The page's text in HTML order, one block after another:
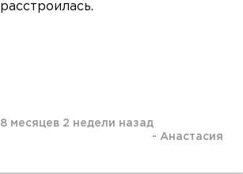
расстроилась.
8 месяцев 2 недели назад
- Анастасия